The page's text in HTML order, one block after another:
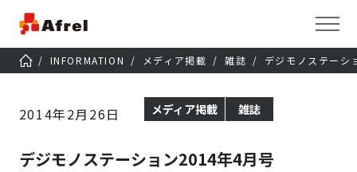
INFORMATION メディア掲載 雑誌 デジモノステー
2014年2月26日 メディア掲載 雑誌
デジモノステーション2014年4月号